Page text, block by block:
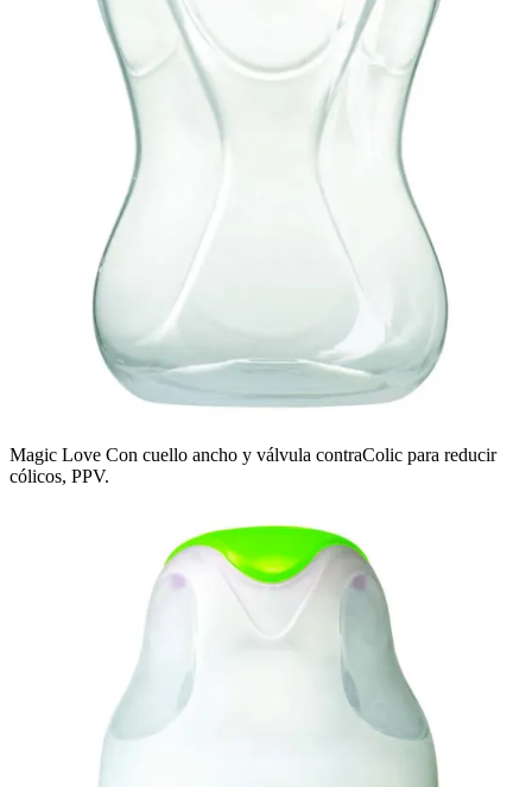
Magic Love Con cuello ancho y válvula contraColic para reducir
cólicos, PPV.